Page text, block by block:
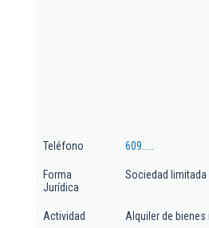
Teléfono 609.....
Forma
Jurídica
Sociedad limitada
Actividad Alquiler de